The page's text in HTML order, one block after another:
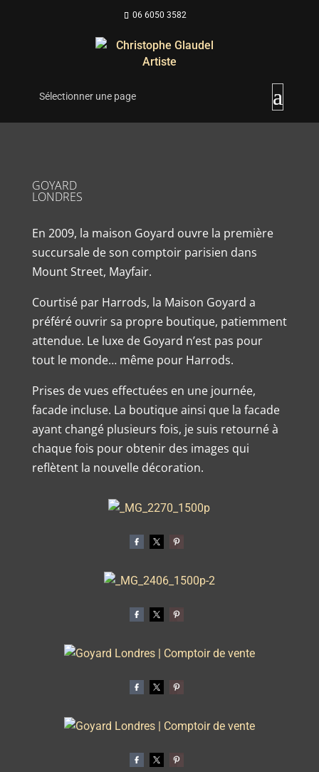
06 6050 3582
Sélectionner une page
GOYARD
LONDRES
En 2009, la maison Goyard ouvre la première
succursale de son comptoir parisien dans
Mount Street, Mayfair.
Courtisé par Harrods, la Maison Goyard a
préféré ouvrir sa propre boutique, patiemment
attendue. Le luxe de Goyard n’est pas pour
tout le monde… même pour Harrods.
Prises de vues effectuées en une journée,
facade incluse. La boutique ainsi que la facade
ayant changé plusieurs fois, je suis retourné à
chaque fois pour obtenir des images qui
reflètent la nouvelle décoration.